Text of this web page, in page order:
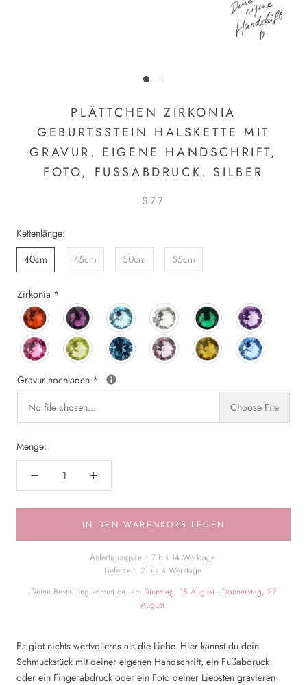
PLÄTTCHEN ZIRKONIA
GEBURTSSTEIN HALSKETTE MIT
GRAVUR. EIGENE HANDSCHRIFT,
FOTO, FUSSABDRUCK. SILBER
$77
Kettenlänge:
40cm
45cm 50cm 55cm
Zirkonia *
Gravur hochladen *
No file chosen...
Choose File
Menge:
IN DEN WARENKORB LEGEN
Anfertigungszeit: 7 bis 14 Werktage.
Lieferzeit: 2 bis 4 Werktage.
Deine Bestellung kommt ca. am Dienstag, 18 August - Donnerstag, 27
August.
Es gibt nichts wertvolleres als die Liebe. Hier kannst du dein
Schmuckstück mit deiner eigenen Handschrift, ein Fußabdruck
oder ein Fingerabdruck oder ein Foto deiner Liebsten gravieren